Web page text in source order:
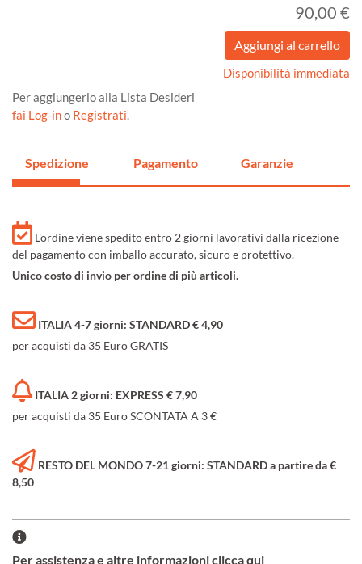
90,00 €
Disponibilità immediata
Per aggiungerlo alla Lista Desideri
fai Log-ino Registrati.
Spedizione Pagamento Garanzie
L'ordine viene spedito entro 2 giorni lavorativi dalla ricezione
del pagamento con imballo accurato, sicuro e protettivo.
Unico costo di invio per ordine di più articoli.
ITALIA 4-7 giorni: STANDARD € 4,90
per acquisti da 35 Euro GRATIS
ITALIA 2 giorni: EXPRESS € 7,90
per acquisti da 35 Euro SCONTATA A 3 €
RESTO DEL MONDO 7-21 giorni: STANDARD a partire da €
8,50
Per assistenza e altre informazioni clicca qui